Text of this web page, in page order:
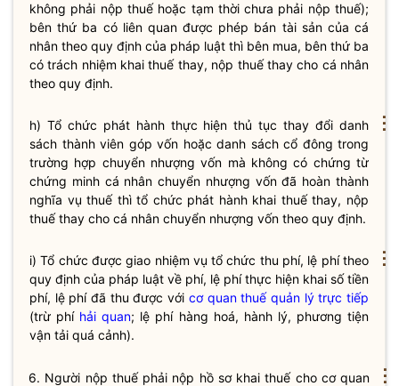
không phải nộp thuế hoặc tạm thời chưa phải nộp thuế);
bên thứ ba có liên quan được phép bán tài sản của cá
nhân theo quy định của pháp luật thì bên mua, bên thứ ba
có trách nhiệm khai thuế thay, nộp thuế thay cho cá nhân
theo quy định.
h) Tổ chức phát hành thực hiện thủ tục thay đổi danh
sách thành viên góp vốn hoặc danh sách cổ đông trong
trường hợp chuyển nhượng vốn mà không có chứng từ
chứng minh cá nhân chuyển nhượng vốn đã hoàn thành
nghĩa vụ thuế thì tổ chức phát hành khai thuế thay, nộp
thuế thay cho cá nhân chuyển nhượng vốn theo quy định.
i) Tổ chức được giao nhiệm vụ tổ chức thu phí, lệ phí theo
quy định của pháp luật về phí, lệ phí thực hiện khai số tiền
phí, lệ phí đã thu được với cơ quan thuế quản lý trực tiếp
(trừ phí hải quan; lệ phí hàng hoá, hành lý, phương tiện
vận tải quá cảnh).
6. Người nộp thuếphải nộp hồ sơ khaithuếcho cơ quan
⋮
⋮
⋮